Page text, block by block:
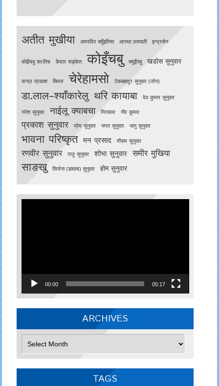
अतीत मुखीया अमरदिप क्युँइतिचा आस्था लस्पाली इन्द्रसेन
काेइँचबु काःतिच केदार सङ्केत कोइँचबु क्युइँतबु खडोस सुनुवार
चन्द्र प्रकाश चिमरु चेरेहामसो टेकबहादुर सुनुवार (जोन)
डा.लाल–श्याँकारेलु थरि कायाबा देव कुमार सुनुवार
नरेश सुनुवार नाईलू क्याबचा निराकार नीर कुमार
प्रकाश सुनुवार प्रेम सुनुवार भगत सुनुवार भानु सुनुवार
भावना परिष्कृत मन प्रसाद मौसम सुनुवार
रणवीर सुनुवार राजु सुनुवार शोभा सुनुवार समीर मुखिया
साङखु सिर्जना (ङावाच) सुनुवार होम सुनुवार
00:00 05:17
ARCHIVES
TAGS